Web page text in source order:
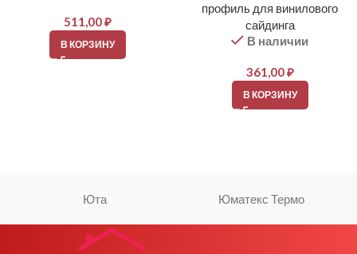
511,00₽
В КОРЗИНУ
профиль для винилового
сайдинга
В наличии
361,00₽
В КОРЗИНУ
Юта Юматекс Термо